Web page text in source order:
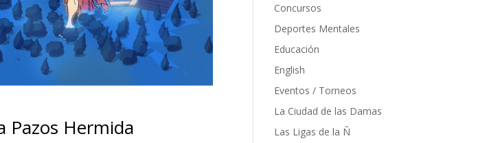
Pazos Hermida
Concursos
Deportes Mentales
Educación
English
Eventos / Torneos
La Ciudad de las Damas
Las Ligas de la Ñ